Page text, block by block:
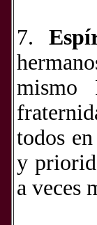
7.
mismo
todos
y
a veces